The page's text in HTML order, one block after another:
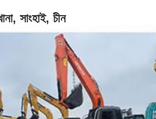
সাংহাই, চীন